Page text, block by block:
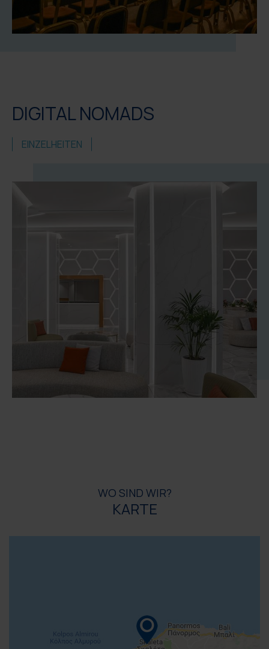
DIGITAL NOMADS
EINZELHEITEN
WO SIND WIR?
KARTE